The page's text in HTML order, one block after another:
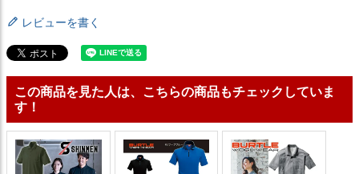
レビューを書く
この商品を見た人は、こちらの商品もチェックしていま
す！